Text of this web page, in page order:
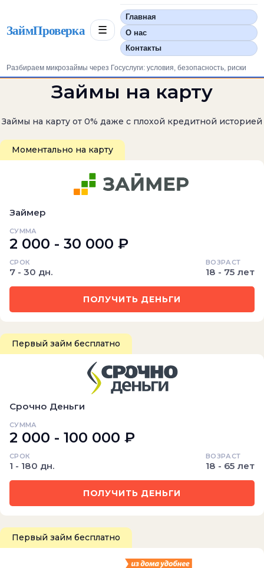
ЗаймПроверка ☰
Главная
О нас
Контакты
Разбираем микрозаймы через Госуслуги: условия, безопасность, риски
Займы на карту
Займы на карту от 0% даже с плохой кредитной историей
Моментально на карту
Займер
СУММА
2 000 - 30 000 ₽
СРОК
7 - 30 дн.
ВОЗРАСТ
18 - 75 лет
ПОЛУЧИТЬ ДЕНЬГИ
Первый займ бесплатно
Срочно Деньги
СУММА
2 000 - 100 000 ₽
СРОК
1 - 180 дн.
ВОЗРАСТ
18 - 65 лет
ПОЛУЧИТЬ ДЕНЬГИ
Первый займ бесплатно